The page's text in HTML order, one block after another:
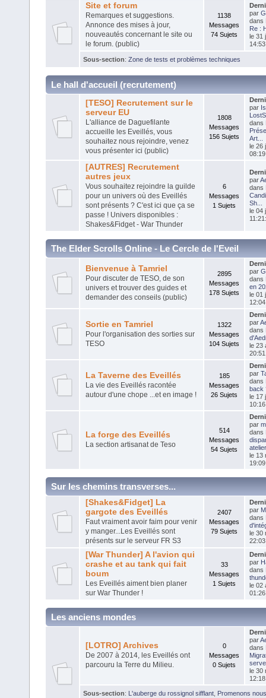
Site et forum
Remarques et suggestions.
Annonce des mises à jour,
nouveautés concernant le site ou
le forum. (public)
1138
Messages
74 Sujets
par
dans
Re :
le 31
Sous-section: Zone de tests et problèmes techniques
Le hall d'accueil (recrutement)
[TESO] Recrutement sur le
serveur EU
L'alliance de Daguefilante
accueille les Eveillés, vous
souhaitez nous rejoindre, venez
vous présenter ici (public)
1808
Messages
156 Sujets
par
dans
Art...
le 26
[AUTRES] Recrutement
autres jeux
Vous souhaitez rejoindre la guilde
pour un univers où des Eveillés
sont présents ? C'est ici que ça se
passe ! Univers disponibles :
Shakes&Fidget - War Thunder
6
Messages
1 Sujets
par
dans
Sh...
le 04
The Elder Scrolls Online - Le Cercle de l'Eveil
Bienvenue à Tamriel
Pour discuter de TESO, de son
univers et trouver des guides et
demander des conseils (public)
2895
Messages
178 Sujets
par
dans
en
le 01
Sortie en Tamriel
Pour l'organisation des sorties sur
TESO
1322
Messages
104 Sujets
par
dans
le 23
La Taverne des Eveillés
La vie des Eveillés racontée
autour d'une chope ...et en image !
185
Messages
26 Sujets
par
dans
back
le 17
La forge des Eveillés
La section artisanat de Teso
514
Messages
54 Sujets
par
dans
le 13
Sur les chemins transverses...
[Shakes&Fidget] La
gargote des Eveillés
Faut vraiment avoir faim pour venir
y manger...Les Eveillés sont
présents sur le serveur FR S3
2407
Messages
79 Sujets
par
dans
le 30
[War Thunder] A l'avion qui
crashe et au tank qui fait
boum
Les Eveillés aiment bien planer
sur War Thunder !
33
Messages
1 Sujets
par
dans
le 02
Les anciens mondes
[LOTRO] Archives
De 2007 à 2014, les Eveillés ont
parcouru la Terre du Milieu.
0
Messages
0 Sujets
par
dans
le 30
Sous-section: L'auberge du rossignol sifflant Promenons